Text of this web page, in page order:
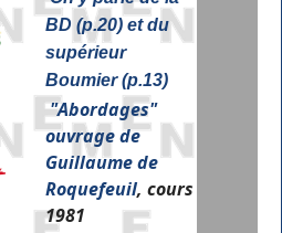
BD (p.20) et du
supérieur
Boumier (p.13)
"Abordages"
ouvrage de
Guillaume de
Roquefeuil, cours
1981